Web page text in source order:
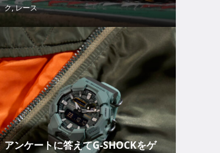
ク,レース
アンケートに答えてG-SHOCKをゲ